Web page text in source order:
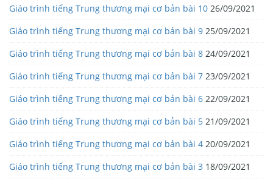
Giáo trình tiếng Trung thương mại cơ bản bài 10 26/09/2021
Giáo trình tiếng Trung thương mại cơ bản bài 9 25/09/2021
Giáo trình tiếng Trung thương mại cơ bản bài 8 24/09/2021
Giáo trình tiếng Trung thương mại cơ bản bài 7 23/09/2021
Giáo trình tiếng Trung thương mại cơ bản bài 6 22/09/2021
Giáo trình tiếng Trung thương mại cơ bản bài 5 21/09/2021
Giáo trình tiếng Trung thương mại cơ bản bài 4 20/09/2021
Giáo trình tiếng Trung thương mại cơ bản bài 3 18/09/2021